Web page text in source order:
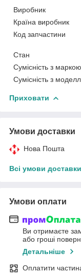
Виробник
Країна виробник
Код запчастини
Стан
Сумісність з маркою
Сумісність з
Приховати
Умови доставки
Нова Пошта
Всі умови доставки
Умови оплати
Ви отримаєте
або гроші
Детальніше
Оплатити